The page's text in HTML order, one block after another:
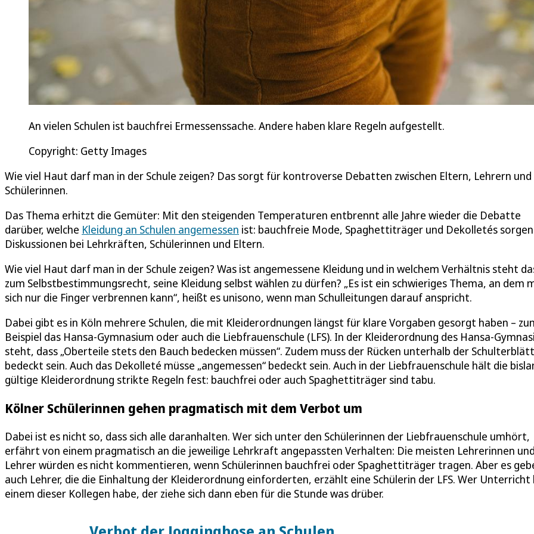
An vielen Schulen ist bauchfrei Ermessenssache. Andere haben klare Regeln aufgestellt.
Copyright: Getty Images
Wie viel Haut darf man in der Schule zeigen? Das sorgt für kontroverse Debatten zwischen Eltern, Lehrern und
Schülerinnen.
Das Thema erhitzt die Gemüter: Mit den steigenden Temperaturen entbrennt alle Jahre wieder die Debatte
darüber, welche Kleidung an Schulen angemessen ist: bauchfreie Mode, Spaghettiträger und Dekolletés
Diskussionen bei Lehrkräften, Schülerinnen und Eltern.
Wie viel Haut darf man in der Schule zeigen? Was ist angemessene Kleidung und in welchem Verhältnis steht
zum Selbstbestimmungsrecht, seine Kleidung selbst wählen zu dürfen? „Es ist ein schwieriges Thema, an dem
sich nur die Finger verbrennen kann“, heißt es unisono, wenn man Schulleitungen darauf anspricht.
Dabei gibt es in Köln mehrere Schulen, die mit Kleiderordnungen längst für klare Vorgaben gesorgt haben –
Beispiel das Hansa-Gymnasium oder auch die Liebfrauenschule (LFS). In der Kleiderordnung des Hansa-
steht, dass „Oberteile stets den Bauch bedecken müssen“. Zudem muss der Rücken unterhalb der
bedeckt sein. Auch das Dekolleté müsse „angemessen“ bedeckt sein. Auch in der Liebfrauenschule hält die
gültige Kleiderordnung strikte Regeln fest: bauchfrei oder auch Spaghettiträger sind tabu.
Kölner Schülerinnen gehen pragmatisch mit dem Verbot um
Dabei ist es nicht so, dass sich alle daranhalten. Wer sich unter den Schülerinnen der Liebfrauenschule umhört,
erfährt von einem pragmatisch an die jeweilige Lehrkraft angepassten Verhalten: Die meisten Lehrerinnen
Lehrer würden es nicht kommentieren, wenn Schülerinnen bauchfrei oder Spaghettiträger tragen. Aber es
auch Lehrer, die die Einhaltung der Kleiderordnung einforderten, erzählt eine Schülerin der LFS. Wer Unterricht
einem dieser Kollegen habe, der ziehe sich dann eben für die Stunde was drüber.